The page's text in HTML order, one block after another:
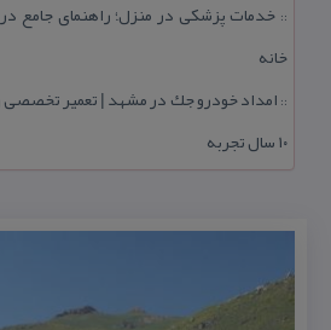
:: خدمات پزشكی در منزل؛ راهنمای جامع
خانه
::
۱۰ سال تجربه